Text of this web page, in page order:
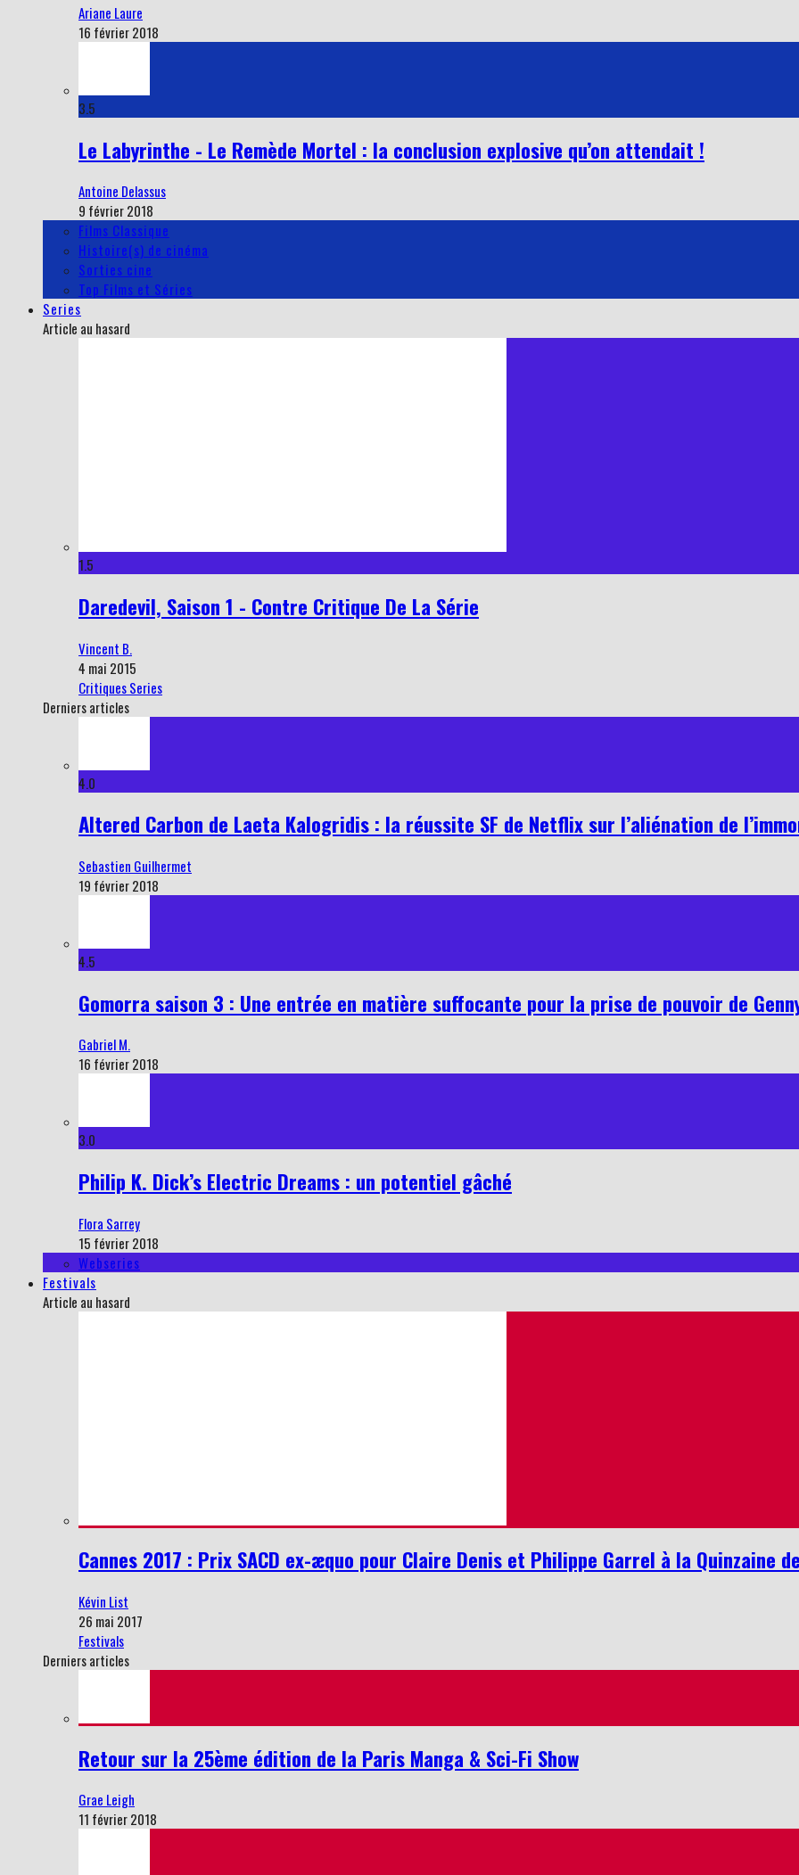
Ariane Laure
16 février 2018
3.5
Le Labyrinthe - Le Remède Mortel : la conclusion explosive qu’on attendait !
Antoine Delassus
9 février 2018
Films Classique
Histoire(s) de cinéma
Sorties cine
Top Films et Séries
Series
Article au hasard
1.5
Daredevil, Saison 1 - Contre Critique De La Série
Vincent B.
4 mai 2015
Critiques Series
Derniers articles
4.0
Altered Carbon de Laeta Kalogridis : la réussite SF de Netflix sur l’aliénation de
Sebastien Guilhermet
19 février 2018
4.5
Gomorra saison 3 : Une entrée en matière suffocante pour la prise de pouvoir de
Gabriel M.
16 février 2018
3.0
Philip K. Dick’s Electric Dreams : un potentiel gâché
Flora Sarrey
15 février 2018
Webseries
Festivals
Article au hasard
Cannes 2017 : Prix SACD ex-æquo pour Claire Denis et Philippe Garrel à la Quinzaine
Kévin List
26 mai 2017
Festivals
Derniers articles
Retour sur la 25ème édition de la Paris Manga & Sci-Fi Show
Grae Leigh
11 février 2018